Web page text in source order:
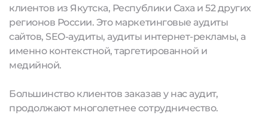
клиентов из Якутска, Республики Саха и 52 других
регионов России. Это маркетинговые аудиты
сайтов, SEO-аудиты, аудиты интернет-рекламы, а
именно контекстной, таргетированной и
медийной.
Большинство клиентов заказав у нас аудит,
продолжают многолетнее сотрудничество.